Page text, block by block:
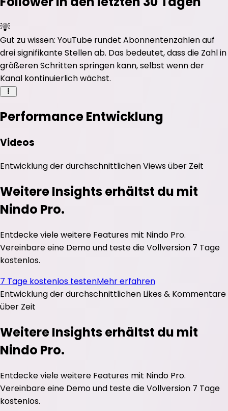
Gut zu wissen: YouTube rundet Abonnentenzahlen auf
drei signifikante Stellen ab. Das bedeutet, dass die Zahl in
größeren Schritten springen kann, selbst wenn der
Kanal kontinuierlich wächst.
Performance Entwicklung
Videos
Entwicklung der durchschnittlichenViewsüber Zeit
Weitere Insights erhältst du mit
Nindo Pro.
Entdecke viele weitere Features mit Nindo Pro.
Vereinbare eine Demo und teste die Vollversion 7 Tage
kostenlos.
7 Tage kostenlos testenMehr erfahren
Entwicklung der durchschnittlichen Likes& Kommentare
über Zeit
Weitere Insights erhältst du mit
Nindo Pro.
Entdecke viele weitere Features mit Nindo Pro.
Vereinbare eine Demo und teste die Vollversion 7 Tage
kostenlos.